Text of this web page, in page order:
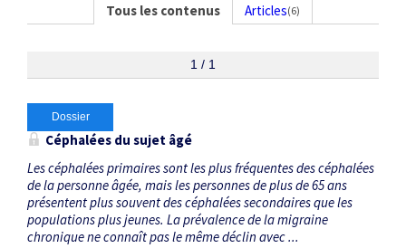
Céphalée primaire ×
Dates
Du
Tous les contenus Articles(6)
1 / 1
Dossier
Céphalées du sujet âgé
Les céphalées primaires sont les plus fréquentes des céphalées
de la personne âgée, mais les personnes de plus de 65 ans
présentent plus souvent des céphalées secondaires que les
populations plus jeunes. La prévalence de la migraine
chronique ne connaît pas le même déclin avec ...